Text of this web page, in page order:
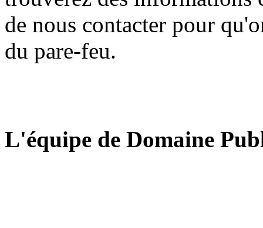
de nous contacter pour
du pare-feu.
L'équipe de Domaine